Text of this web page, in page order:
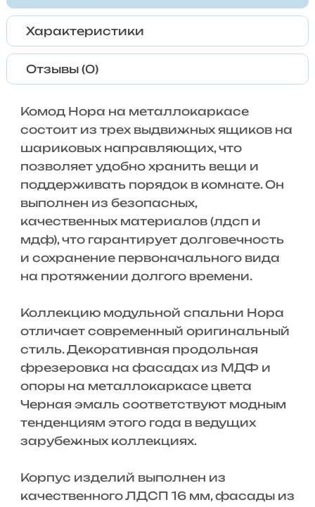
Характеристики
Отзывы (0)
Комод Нора на металлокаркасе
состоит из трех выдвижных ящиков на
шариковых направляющих, что
позволяет удобно хранить вещи и
поддерживать порядок в комнате. Он
выполнен из безопасных,
качественных материалов (лдсп и
мдф), что гарантирует долговечность
и сохранение первоначального вида
на протяжении долгого времени.
Коллекцию модульной спальни Нора
отличает современный оригинальный
стиль. Декоративная продольная
фрезеровка на фасадах из МДФ и
опоры на металлокаркасе цвета
Черная эмаль соответствуют модным
тенденциям этого года в ведущих
зарубежных коллекциях.
Корпус изделий выполнен из
качественного ЛДСП 16 мм, фасады из